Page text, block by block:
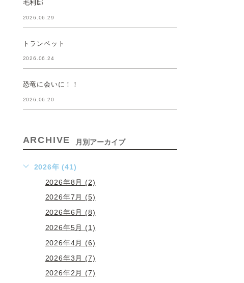
毛利邸
2026.06.29
トランペット
2026.06.24
恐竜に会いに！！
2026.06.20
ARCHIVE 月別アーカイブ
2026年 (41)
2026年8月 (2)
2026年7月 (5)
2026年6月 (8)
2026年5月 (1)
2026年4月 (6)
2026年3月 (7)
2026年2月 (7)